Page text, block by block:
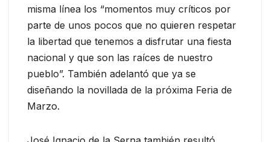
misma línea los “momentos muy críticos por
parte de unos pocos que no quieren respetar
la libertad que tenemos a disfrutar una fiesta
nacional y que son las raíces de nuestro
pueblo”. También adelantó que ya se
diseñando la novillada de la próxima Feria de
Marzo.